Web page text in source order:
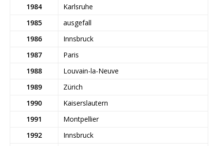
1984
Karlsruhe
1985
ausgefall
1986
Innsbruck
1987
Paris
1988
Louvain-la-Neuve
1989
Zürich
1990
Kaiserslautern
1991
Montpellier
1992
Innsbruck